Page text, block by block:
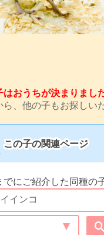
はおうちが決まりまし
ら、他の子もお探しい
この子の関連ページ
にご紹介した同種の